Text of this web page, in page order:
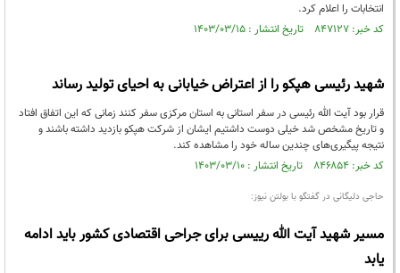
انتخابات را اعلام کرد.
کد خبر: ۸۴۷۱۲۷ تاریخ انتشار : ۱۴۰۳/۰۳/۱۵
شهید رئیسی هپکو را از اعتراض خیابانی به احیای تولید رساند
قرار بود آیت الله رئیسی در سفر استانی به استان مرکزی سفر کنند زمانی که این اتفاق افتاد
و تاریخ مشخص شد خیلی دوست داشتیم ایشان از شرکت هپکو بازدید داشته باشند و
نتیجه پیگیری‌های چندین ساله خود را مشاهده کند.
کد خبر: ۸۴۶۸۵۴ تاریخ انتشار : ۱۴۰۳/۰۳/۱۰
حاجی دلیگانی در گفتگو با بولتن نیوز:
مسیر شهید آیت الله رییسی برای جراحی اقتصادی کشور باید ادامه
یابد